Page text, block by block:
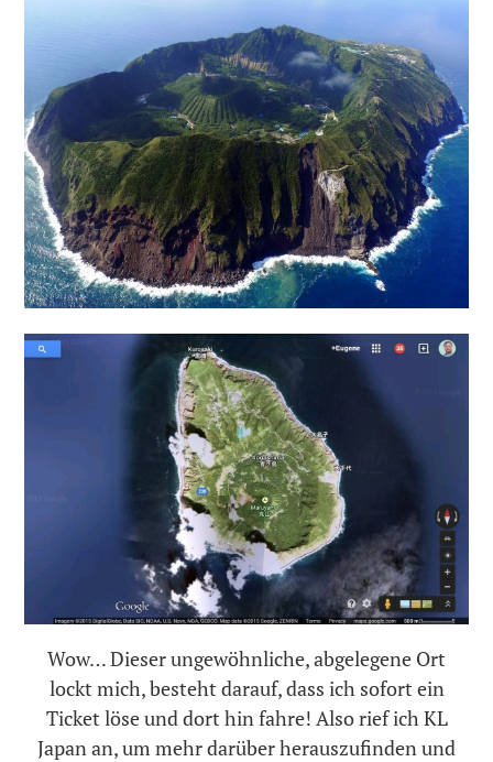
Wow… Dieser ungewöhnliche, abgelegene Ort
lockt mich, besteht darauf, dass ich sofort ein
Ticket löse und dort hin fahre! Also rief ich KL
Japan an, um mehr darüber herauszufinden und